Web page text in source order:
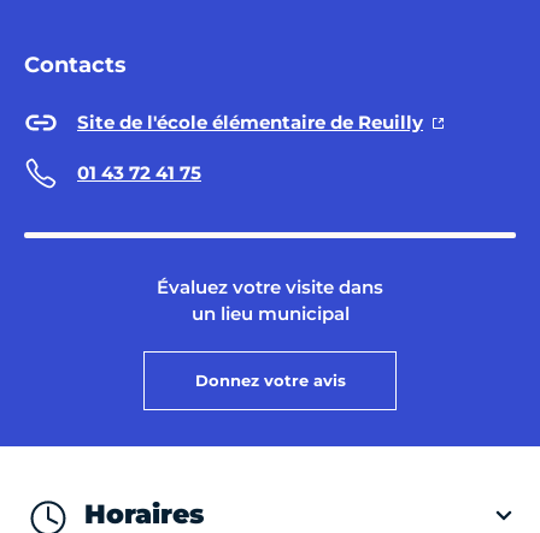
Contacts
Site de l'école élémentaire de Reuilly
01 43 72 41 75
Évaluez votre visite dans
un lieu municipal
Donnez votre avis
Horaires